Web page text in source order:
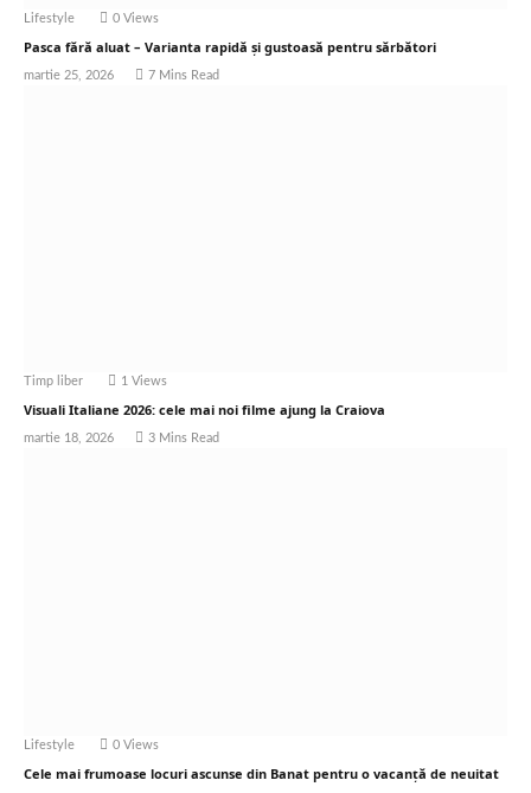
Lifestyle 0 Views
Pasca fără aluat – Varianta rapidă și gustoasă pentru sărbători
martie 25, 2026 7 Mins Read
Timp liber 1 Views
Visuali Italiane 2026: cele mai noi filme ajung la Craiova
martie 18, 2026 3 Mins Read
Lifestyle 0 Views
Cele mai frumoase locuri ascunse din Banat pentru o vacanță de neuitat